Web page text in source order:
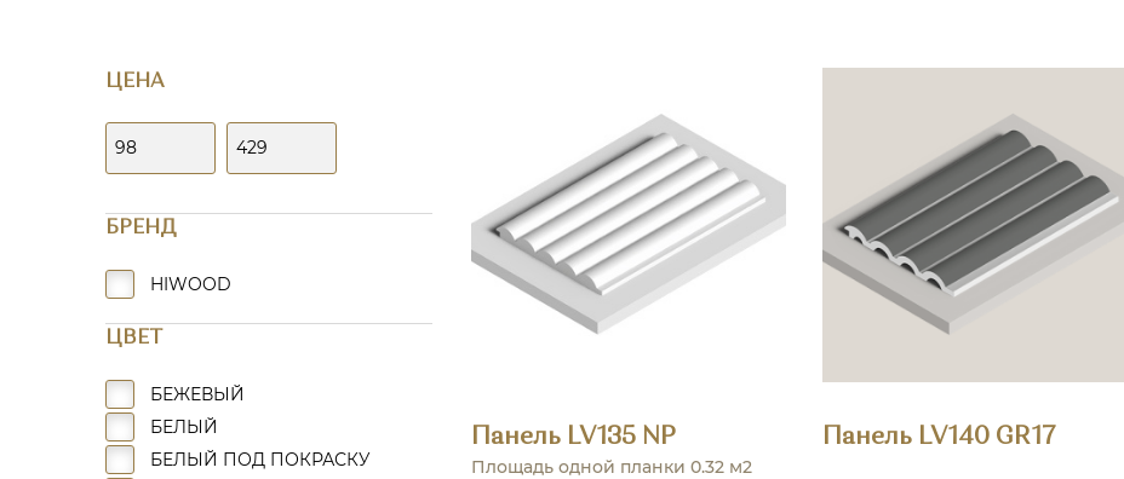
ЦЕНА
БРЕНД
HIWOOD
ЦВЕТ
БЕЖЕВЫЙ
БЕЛЫЙ
БЕЛЫЙ ПОД ПОКРАСКУ
Панель LV135 NP
Площадь одной планки 0.32 м2
Панель LV140 GR17